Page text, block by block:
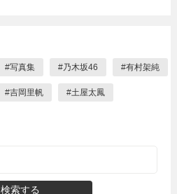
#写真集 #乃木坂46 #有村架純
#吉岡里帆 #土屋太鳳
検索する